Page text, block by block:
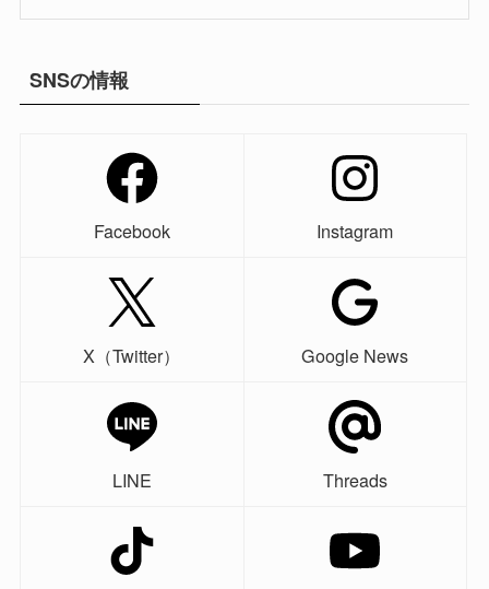
SNSの情報
Facebook Instagram
X（Twitter） Google News
LINE Threads